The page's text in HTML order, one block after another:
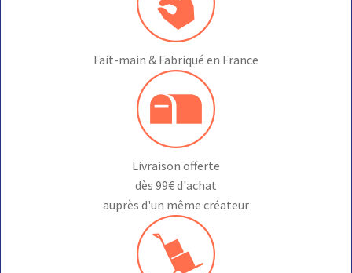
Fait-main & Fabriqué en France
Livraison offerte
dès 99€ d'achat
auprès d'un même créateur